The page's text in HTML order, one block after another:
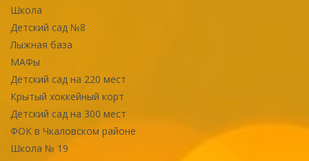
Школа
Детский сад №8
Лыжная база
МАФы
Детский сад на 220 мест
Крытый хоккейный корт
Детский сад на 300 мест
ФОК в Чкаловском районе
Школа № 19